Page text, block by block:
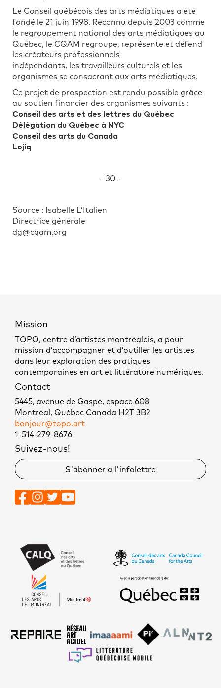
Le Conseil québécois des arts médiatiques a été
fondé le 21 juin 1998. Reconnu depuis 2003 comme
le regroupement national des arts médiatiques au
Québec, le CQAM regroupe, représente et défend
les créateurs professionnels
indépendants, les travailleurs culturels et les
organismes se consacrant aux arts médiatiques.
Ce projet de prospection est rendu possible grâce
au soutien financier des organismes suivants :
Conseil des arts et des lettres du Québec
Délégation du Québec à NYC
Conseil des arts du Canada
Lojiq
– 30 –
Source : Isabelle L’Italien
Directrice générale
dg@cqam.org
Mission
TOPO, centre d’artistes montréalais, a pour
mission d’accompagner et d’outiller les artistes
dans leur exploration des pratiques
contemporaines en art et littérature numériques.
Contact
5445, avenue de Gaspé, espace 608
Montréal, Québec Canada H2T 3B2
bonjour@topo.art
1-514-279-8676
Suivez-nous!
S'abonner à l'infolettre